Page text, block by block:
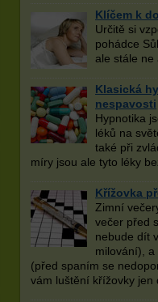
Klíčem k
Určitě si
pohádce
ale stále ne
Klasická
nespavosti
Hypnotika
léků na
také při
míry jsou ale tyto léky
Křížovka
Zimní
večer před
nebude dít
milování), a
(před spaním se
vám luštění křížovky jen